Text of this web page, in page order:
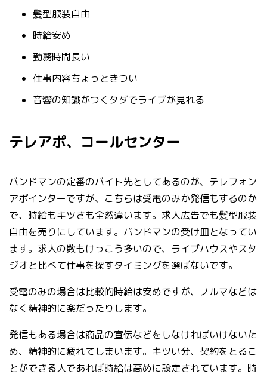
髪型服装自由
時給安め
勤務時間長い
仕事内容ちょっときつい
音響の知識がつくタダでライブが見れる
テレアポ、コールセンター
バンドマンの定番のバイト先としてあるのが、テレフォン
アポインターですが、こちらは受電のみか発信もするのか
で、時給もキツさも全然違います。求人広告でも髪型服装
自由を売りにしています。バンドマンの受け皿となってい
ます。求人の数もけっこう多いので、ライブハウスやスタ
ジオと比べて仕事を探すタイミングを選ばないです。
受電のみの場合は比較的時給は安めですが、ノルマなどは
なく精神的に楽だったりします。
発信もある場合は商品の宣伝などをしなければいけないた
め、精神的に疲れてしまいます。キツい分、契約をとるこ
とができる人であれば時給は高めに設定されています。時